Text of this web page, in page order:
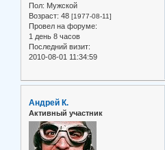
Пол: Мужской
Возраст: 48 [1977-08-11]
Провел на форуме:
1 день 8 часов
Последний визит:
2010-08-01 11:34:59
Андрей К.
Активный участник